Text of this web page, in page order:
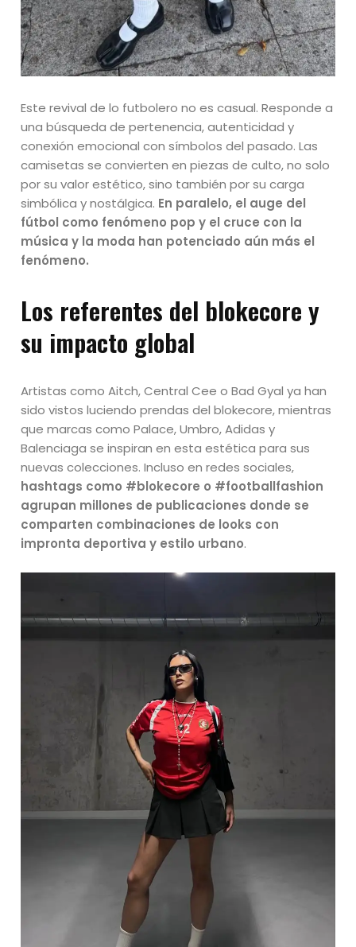
Este revival de lo futbolero no es casual. Responde a
una búsqueda de pertenencia, autenticidad y
conexión emocional con símbolos del pasado. Las
camisetas se convierten en piezas de culto, no solo
por su valor estético, sino también por su carga
simbólica y nostálgica. En paralelo, el auge del
fútbol como fenómeno pop y el cruce con la
música y la moda han potenciado aún más el
fenómeno.
Los referentes del blokecore y
su impacto global
Artistas como Aitch, Central Cee o Bad Gyal ya han
sido vistos luciendo prendas del blokecore, mientras
que marcas como Palace, Umbro, Adidas y
Balenciaga se inspiran en esta estética para sus
nuevas colecciones. Incluso en redes sociales,
hashtags como #blokecore o #footballfashion
agrupan millones de publicaciones donde se
comparten combinaciones de looks con
impronta deportiva y estilo urbano.